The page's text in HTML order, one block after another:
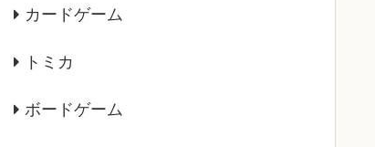
カードゲーム
トミカ
ボードゲーム